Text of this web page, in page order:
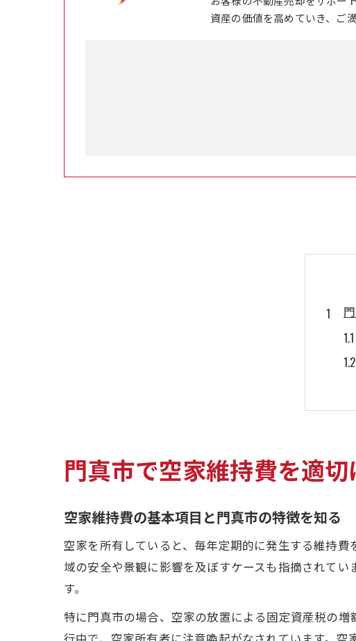
資産の価値を高めていき、ご
門真市で空家維持費を適
空家維持費の基本項目と門真市の特徴を知る
空家を所有していると、毎年定期的に発生する維持
域の安全や景観に影響を及ぼすケースも指摘されて
す。
特に門真市の場合、空家の放置による固定資産税の